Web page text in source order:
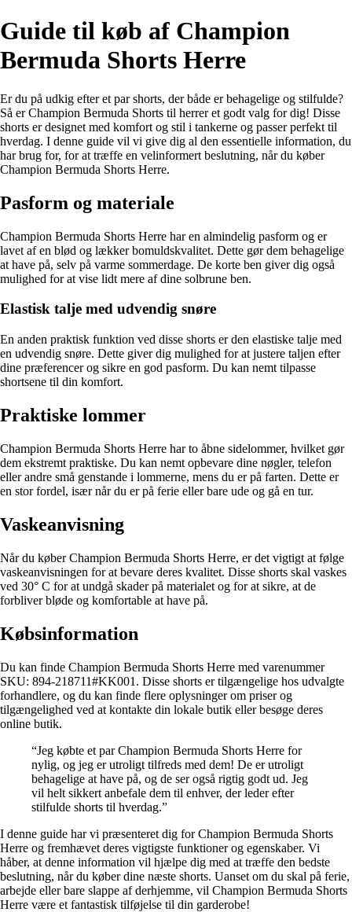
Guide til køb af Champion
Bermuda Shorts Herre
Er du på udkig efter et par shorts, der både er behagelige og stilfulde?
Så er Champion Bermuda Shorts til herrer et godt valg for dig! Disse
shorts er designet med komfort og stil i tankerne og passer perfekt til
hverdag. I denne guide vil vi give dig al den essentielle information, du
har brug for, for at træffe en velinformert beslutning, når du køber
Champion Bermuda Shorts Herre.
Pasform og materiale
Champion Bermuda Shorts Herre har en almindelig pasform og er
lavet af en blød og lækker bomuldskvalitet. Dette gør dem behagelige
at have på, selv på varme sommerdage. De korte ben giver dig også
mulighed for at vise lidt mere af dine solbrune ben.
Elastisk talje med udvendig snøre
En anden praktisk funktion ved disse shorts er den elastiske talje med
en udvendig snøre. Dette giver dig mulighed for at justere taljen efter
dine præferencer og sikre en god pasform. Du kan nemt tilpasse
shortsene til din komfort.
Praktiske lommer
Champion Bermuda Shorts Herre har to åbne sidelommer, hvilket gør
dem ekstremt praktiske. Du kan nemt opbevare dine nøgler, telefon
eller andre små genstande i lommerne, mens du er på farten. Dette er
en stor fordel, især når du er på ferie eller bare ude og gå en tur.
Vaskeanvisning
Når du køber Champion Bermuda Shorts Herre, er det vigtigt at følge
vaskeanvisningen for at bevare deres kvalitet. Disse shorts skal vaskes
ved 30° C for at undgå skader på materialet og for at sikre, at de
forbliver bløde og komfortable at have på.
Købsinformation
Du kan finde Champion Bermuda Shorts Herre med varenummer
SKU: 894-218711#KK001. Disse shorts er tilgængelige hos udvalgte
forhandlere, og du kan finde flere oplysninger om priser og
tilgængelighed ved at kontakte din lokale butik eller besøge deres
online butik.
“Jeg købte et par Champion Bermuda Shorts Herre for
nylig, og jeg er utroligt tilfreds med dem! De er utroligt
behagelige at have på, og de ser også rigtig godt ud. Jeg
vil helt sikkert anbefale dem til enhver, der leder efter
stilfulde shorts til hverdag.”
I denne guide har vi præsenteret dig for Champion Bermuda Shorts
Herre og fremhævet deres vigtigste funktioner og egenskaber. Vi
håber, at denne information vil hjælpe dig med at træffe den bedste
beslutning, når du køber dine næste shorts. Uanset om du skal på ferie,
arbejde eller bare slappe af derhjemme, vil Champion Bermuda Shorts
Herre være et fantastisk tilføjelse til din garderobe!